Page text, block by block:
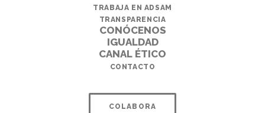
TRABAJA EN ADSAM
TRANSPARENCIA
CONÓCENOS
IGUALDAD
CANAL ÉTICO
CONTACTO
COLABORA